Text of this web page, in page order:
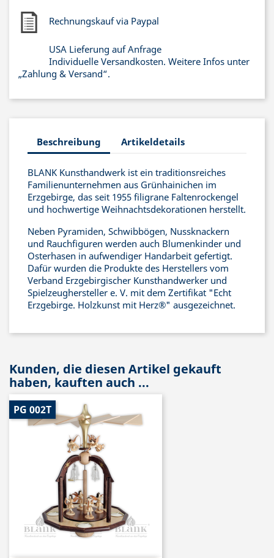
Rechnungskauf via Paypal
USA Lieferung auf Anfrage
Individuelle Versandkosten. Weitere Infos unter
„Zahlung & Versand“.
Beschreibung Artikeldetails
BLANK Kunsthandwerk ist ein traditionsreiches
Familienunternehmen aus Grünhainichen im
Erzgebirge, das seit 1955 filigrane Faltenrockengel
und hochwertige Weihnachtsdekorationen herstellt.
Neben Pyramiden, Schwibbögen, Nussknackern
und Rauchfiguren werden auch Blumenkinder und
Osterhasen in aufwendiger Handarbeit gefertigt.
Dafür wurden die Produkte des Herstellers vom
Verband Erzgebirgischer Kunsthandwerker und
Spielzeughersteller e. V. mit dem Zertifikat "Echt
Erzgebirge. Holzkunst mit Herz®" ausgezeichnet.
Kunden, die diesen Artikel gekauft
haben, kauften auch ...
PG 002T